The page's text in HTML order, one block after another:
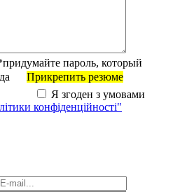
пароль, который
Прикрепить резюме
Я згоден з умовами
конфіденційності"